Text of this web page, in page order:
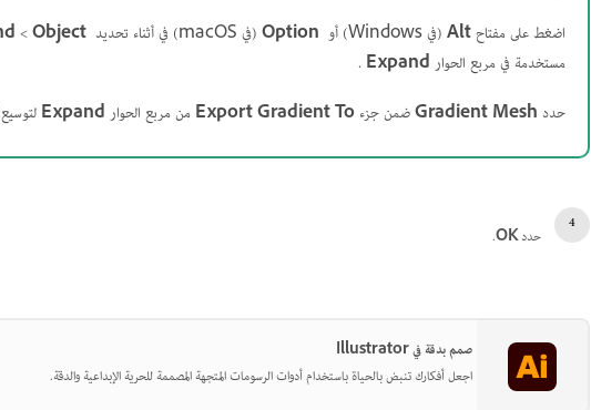
اضغط على مفتاحAlt(في Windows) أو Option(في macOS) في أثناء تحديد Object
>
مستخدمة في مربع الحوارExpand
.
حدد Gradient Meshضمن جزءExport Gradient Toمن مربع الحوارExpandلتوسيع
حددOK
.
صمم بدقة في Illustrator
اجعل أفكارك تنبض بالحياة باستخدام أدوات الرسومات المتجهة المصممة للحرية الإبداعية والدقة.